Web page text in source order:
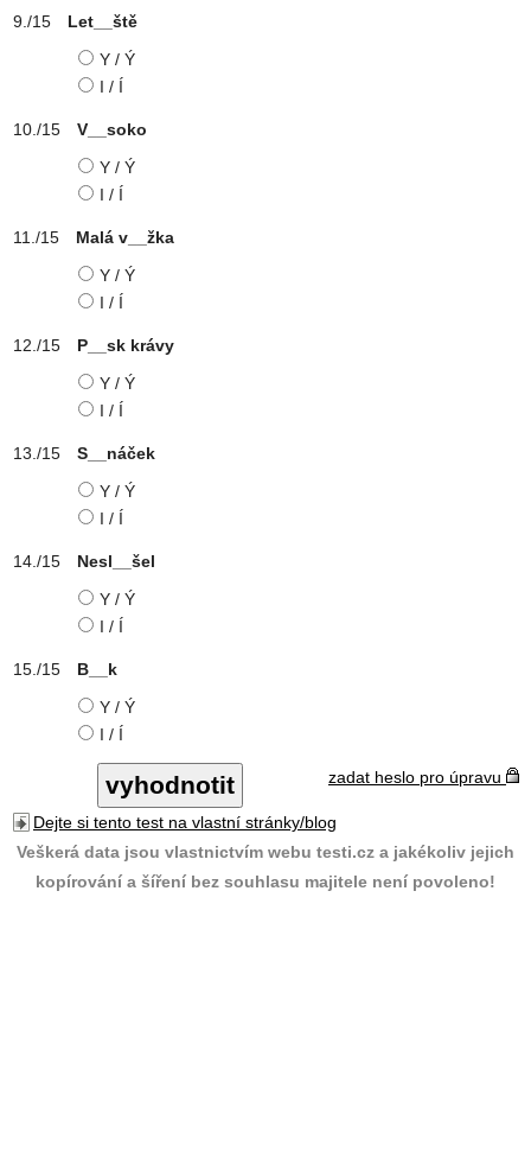
Let__ště
Y / Ý
I / Í
V__soko
Y / Ý
I / Í
Malá v__žka
Y / Ý
I / Í
P__sk krávy
Y / Ý
I / Í
S__náček
Y / Ý
I / Í
Nesl__šel
Y / Ý
I / Í
B__k
Y / Ý
I / Í
zadat heslo pro úpravu
Dejte si tento test na vlastní stránky/blog
Veškerá data jsou vlastnictvím webu testi.cz a jakékoliv jejich
kopírování a šíření bez souhlasu majitele není povoleno!